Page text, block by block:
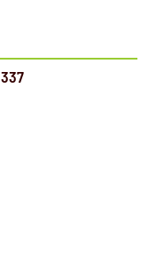
337